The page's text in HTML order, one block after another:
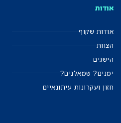
אודות
אודות שקוף
הצוות
הישגים
ימנים? שמאלנים?
חזון ועקרונות עיתונאיים